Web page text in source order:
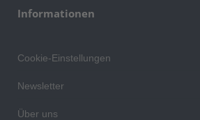
Informationen
Cookie-Einstellungen
Newsletter
Über uns